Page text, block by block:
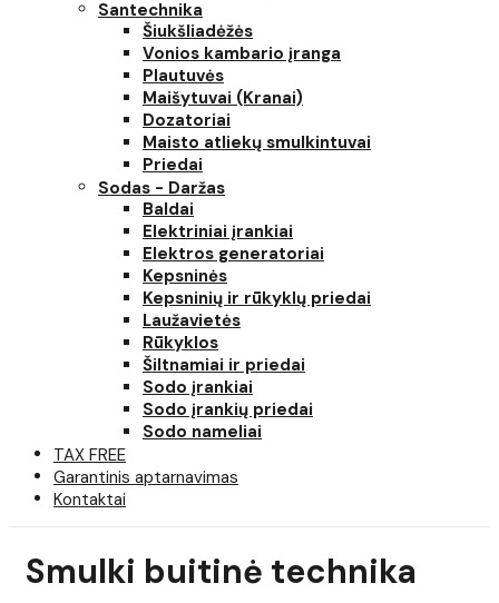
Santechnika
Šiukšliadėžės
Vonios kambario įranga
Plautuvės
Maišytuvai (Kranai)
Dozatoriai
Maisto atliekų smulkintuvai
Priedai
Sodas - Daržas
Baldai
Elektriniai įrankiai
Elektros generatoriai
Kepsninės
Kepsninių ir rūkyklų priedai
Laužavietės
Rūkyklos
Šiltnamiai ir priedai
Sodo įrankiai
Sodo įrankių priedai
Sodo nameliai
TAX FREE
Garantinis aptarnavimas
Kontaktai
Smulki buitinė technika